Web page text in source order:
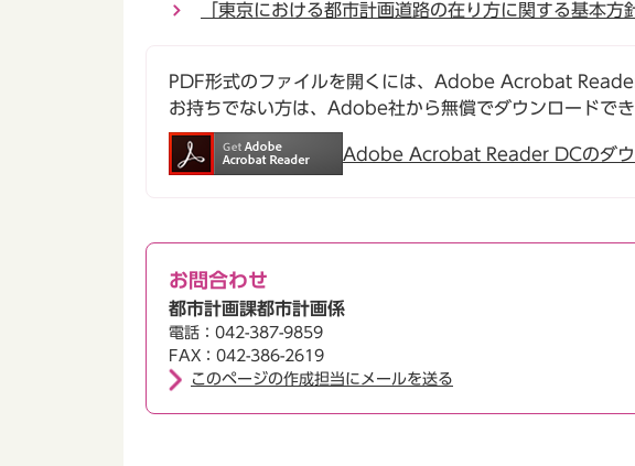
「東京における都市計画道路の在り方に関する基本方
PDF形式のファイルを開くには、Adobe Acrobat
お持ちでない方は、Adobe社から無償でダウンロードでき
Adobe Acrobat Reader DCのダウ
お問合わせ
都市計画課都市計画係
電話：042-387-9859
FAX：042-386-2619
このページの作成担当にメールを送る